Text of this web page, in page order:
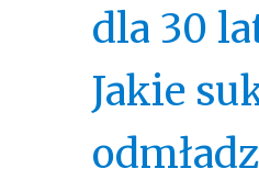
dla 30
Jakie